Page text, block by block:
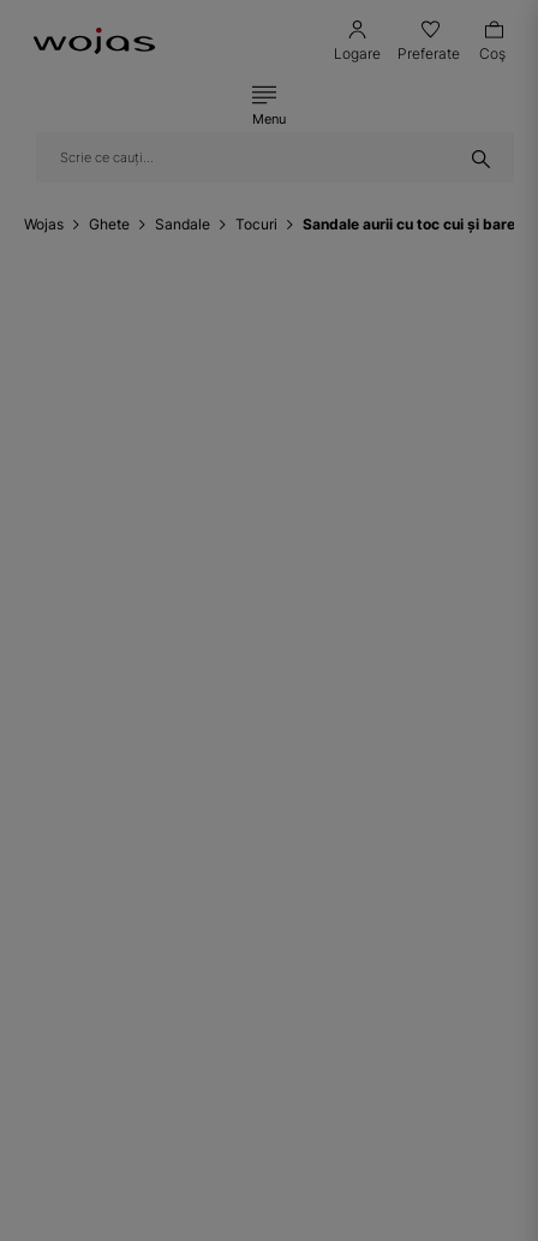
Logare Preferate Coş
Menu
Wojas Ghete Sandale Tocuri Sandale aurii cu toc cui și